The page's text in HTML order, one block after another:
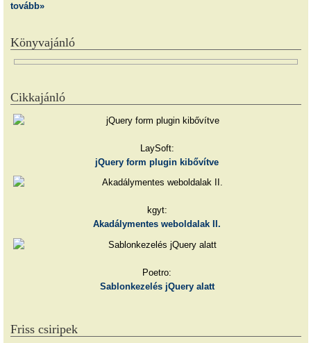
tovább»
Könyvajánló
Cikkajánló
LaySoft:
jQuery form plugin kibővítve
kgyt:
Akadálymentes weboldalak II.
Poetro:
Sablonkezelés jQuery alatt
Friss csiripek